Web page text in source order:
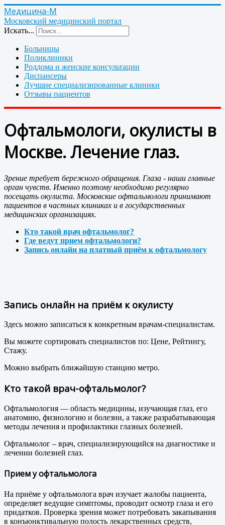
Медицина-М
Московский медицинский портал
Искать...
Больницы
Поликлиники
Роддома и женские консультации
Диспансеры
Лучшие специализированные клиники
Отзывы пациентов
Офтальмологи, окулисты в
Москве. Лечение глаз.
Зрение требует бережного обращения. Глаза - наши главные
орган чувств. Именно поэтому необходимо регулярно
посещать окулиста. Московские офтальмологи принимают
пациентов в частных клиниках и в государственных
медицинских организациях.
Кто такой врач офтальмолог?
Где ведут прием офтальмологи?
Запись онлайн на платный приём к офтальмологу
Запись онлайн на приём к окулисту
Здесь можно записаться к конкретным врачам-специалистам.
Вы можете сортировать специалистов по: Цене, Рейтингу,
Стажу.
Можно выбрать ближайшую станцию метро.
Кто такой врач-офтальмолог?
Офтальмология — область медицины, изучающая глаз, его
анатомию, физиологию и болезни, а также разрабатывающая
методы лечения и профилактики глазных болезней.
Офтальмолог – врач, специализирующийся на диагностике и
лечении болезней глаз.
Прием у офтальмолога
На приёме у офтальмолога врач изучает жалобы пациента,
определяет ведущие симптомы, проводит осмотр глаза и его
придатков. Проверка зрения может потребовать закапывания
в конъюнктивальную полость лекарственных средств,